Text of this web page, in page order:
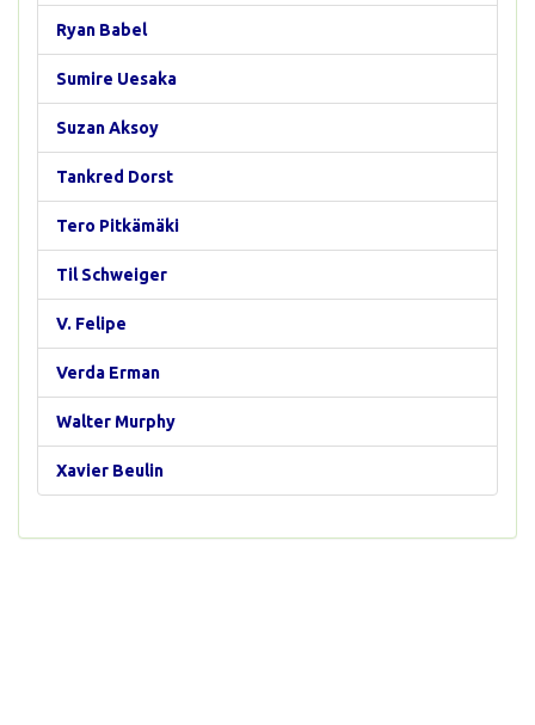
Ryan Babel
Sumire Uesaka
Suzan Aksoy
Tankred Dorst
Tero Pitkämäki
Til Schweiger
V. Felipe
Verda Erman
Walter Murphy
Xavier Beulin